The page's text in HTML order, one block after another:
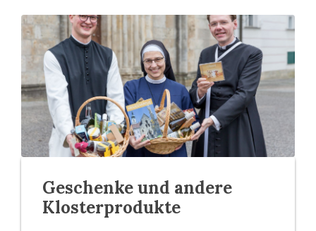
Geschenke und andere
Klosterprodukte